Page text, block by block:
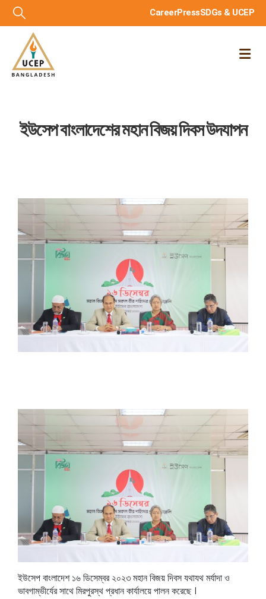
CareerPressSDGs & UCEP
ইউসেপ বাংলাদেশের মহান বিজয় দিবস উদযাপন
ইউসেপ বাংলাদেশ ১৬ ডিসেম্বর ২০২৩ মহান বিজয় দিবস যথাযথ মর্যাদা ও
ভাবগাম্ভীর্যের সাথে মিরপুরস্থ প্রধান কার্যালয়ে পালন করেছে ।